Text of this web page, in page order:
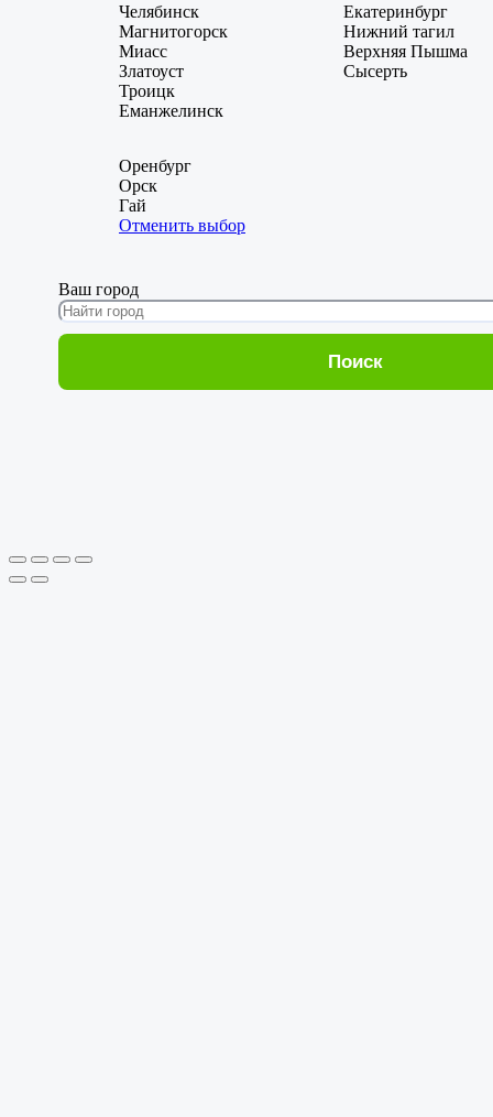
Челябинск
Магнитогорск
Миасс
Златоуст
Троицк
Еманжелинск
Екатеринбург
Нижний тагил
Верхняя Пышма
Сысерть
Оренбург
Орск
Гай
Отменить выбор
Ваш город
Поиск